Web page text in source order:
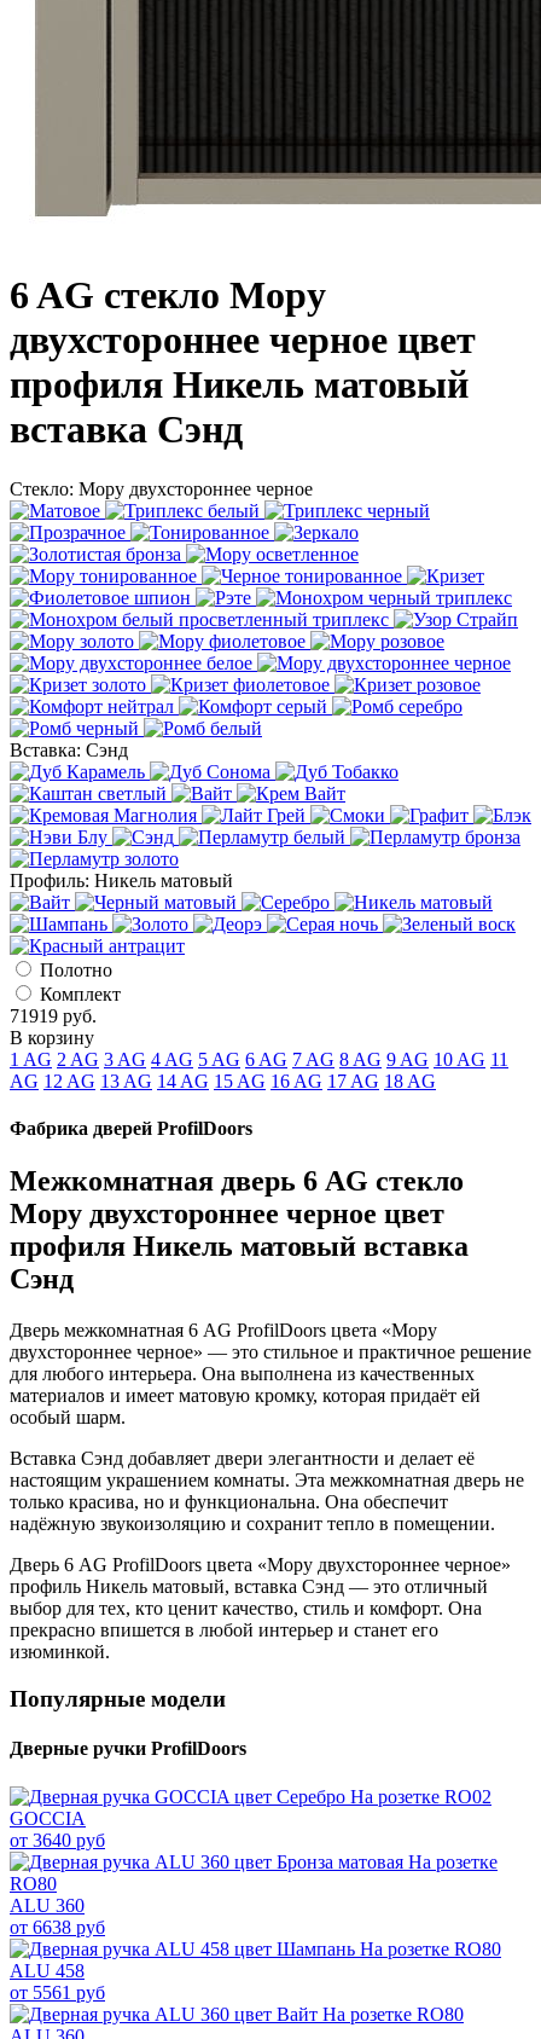
6 AG стекло Мору
двухстороннее черное цвет
профиля Никель матовый
вставка Сэнд
Стекло: Мору двухстороннее черное
Вставка: Сэнд
Профиль: Никель матовый
Полотно
Комплект
71919 руб.
В корзину
1 AG 2 AG 3 AG 4 AG 5 AG 6 AG 7 AG 8 AG 9 AG 10 AG 11
AG 12 AG 13 AG 14 AG 15 AG 16 AG 17 AG 18 AG
Фабрика дверей ProfilDoors
Межкомнатная дверь 6 AG стекло
Мору двухстороннее черное цвет
профиля Никель матовый вставка
Сэнд
Дверь межкомнатная 6 AG ProfilDoors цвета «Мору
двухстороннее черное» — это стильное и практичное решение
для любого интерьера. Она выполнена из качественных
материалов и имеет матовую кромку, которая придаёт ей
особый шарм.
Вставка Сэнд добавляет двери элегантности и делает её
настоящим украшением комнаты. Эта межкомнатная дверь не
только красива, но и функциональна. Она обеспечит
надёжную звукоизоляцию и сохранит тепло в помещении.
Дверь 6 AG ProfilDoors цвета «Мору двухстороннее черное»
профиль Никель матовый, вставка Сэнд — это отличный
выбор для тех, кто ценит качество, стиль и комфорт. Она
прекрасно впишется в любой интерьер и станет его
изюминкой.
Популярные модели
Дверные ручки ProfilDoors
GOCCIA
от 3640 руб
ALU 360
от 6638 руб
ALU 458
от 5561 руб